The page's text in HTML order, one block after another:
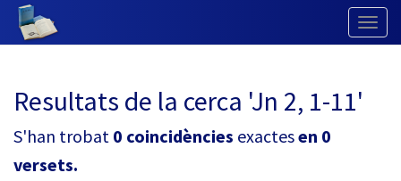
Resultats de la cerca 'Jn 2, 1-11'
S'han trobat 0 coincidències exactesen 0
versets.